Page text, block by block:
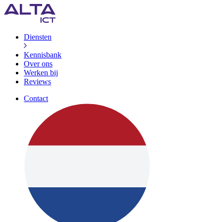
Diensten
Kennisbank
Over ons
Werken bij
Reviews
Contact